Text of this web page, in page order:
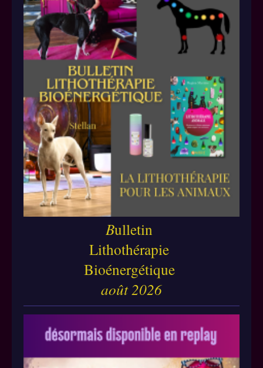
Bulletin
Lithothérapie
Bioénergétique
août 2026